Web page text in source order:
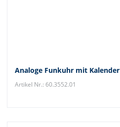
Analoge Funkuhr mit Kalender
Artikel Nr.: 60.3552.01